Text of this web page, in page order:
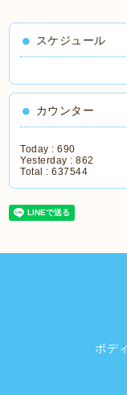
スケジュール
カウンター
Today :690
Yesterday :862
Total :637544
ボデ